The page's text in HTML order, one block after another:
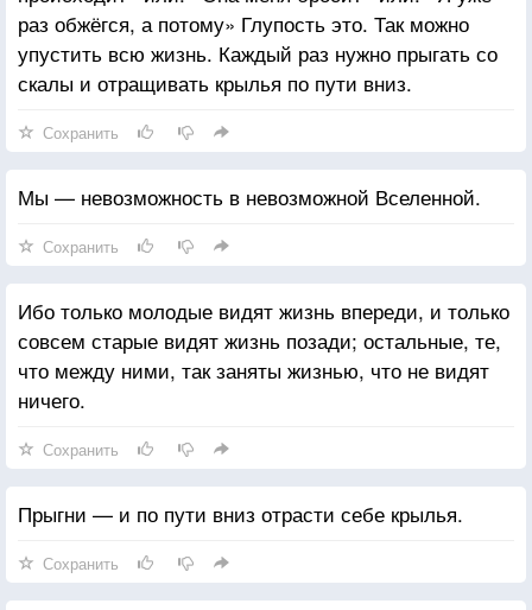
раз обжёгся, а потому» Глупость это. Так можно
упустить всю жизнь. Каждый раз нужно прыгать со
скалы и отращивать крылья по пути вниз.
Сохранить
Мы — невозможность в невозможной Вселенной.
Сохранить
Ибо только молодые видят жизнь впереди, и только
совсем старые видят жизнь позади; остальные, те,
что между ними, так заняты жизнью, что не видят
ничего.
Сохранить
Прыгни — и по пути вниз отрасти себе крылья.
Сохранить